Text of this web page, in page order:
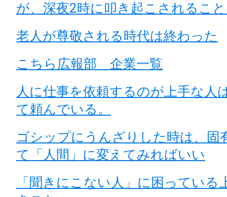
が、深夜2時に叩き起こされるこ
老人が尊敬される時代は終わった
こちら広報部 企業一覧
人に仕事を依頼するのが上手な人
て頼んでいる。
ゴシップにうんざりした時は、固
て「人間」に変えてみればいい
「聞きにこない人」に困っている